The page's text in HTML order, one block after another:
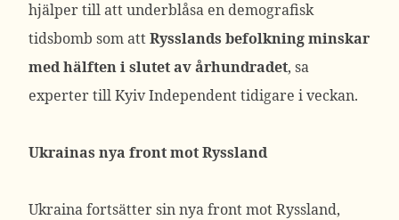
hjälper till att underblåsa en demografisk
tidsbomb som attRysslands befolkning minskar
med hälften i slutet av århundradet, sa
experter till Kyiv Independent tidigare i veckan.
Ukrainas nya front mot Ryssland
Ukraina fortsätter sin nya front mot Ryssland,